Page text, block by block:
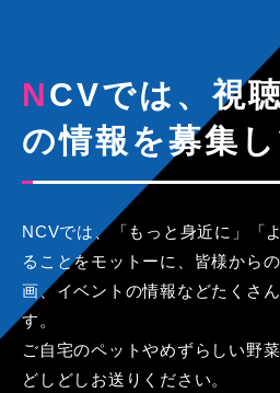
NCVでは、視聴者さまから
の情報を募集
NCVでは、「もっと身近に」「
ることをモットーに、皆様から
画、イベントの情報などたくさ
す。
ご自宅のペットやめずらしい野
どしどしお送りください。